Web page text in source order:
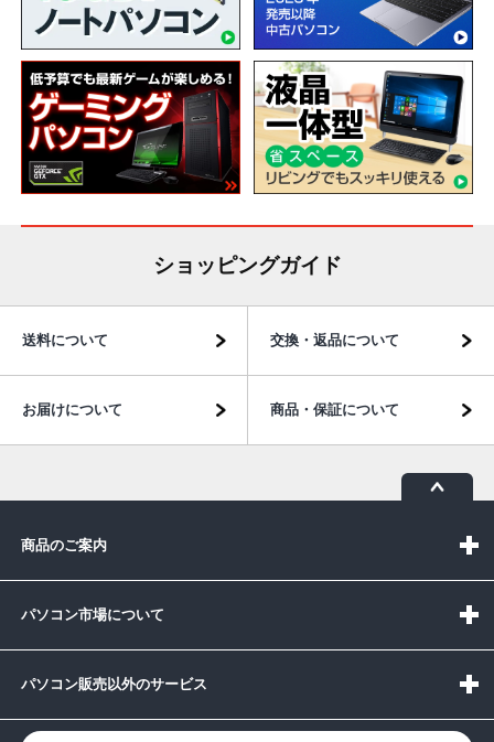
ショッピングガイド
送料について 交換・返品について
お届けについて 商品・保証について
商品のご案内
パソコン市場について
パソコン販売以外のサービス